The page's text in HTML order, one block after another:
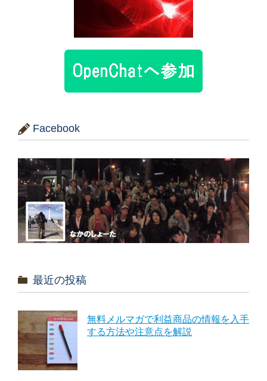
Facebook
最近の投稿
無料メルマガで利益商品の情報を入手
する方法や注意点を解説